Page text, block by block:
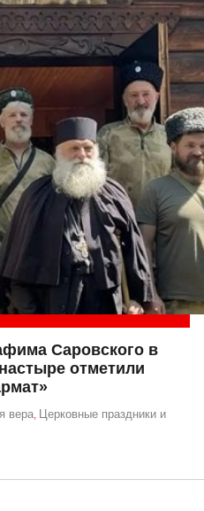
Саровского в
отметили
вера Церковные праздники и